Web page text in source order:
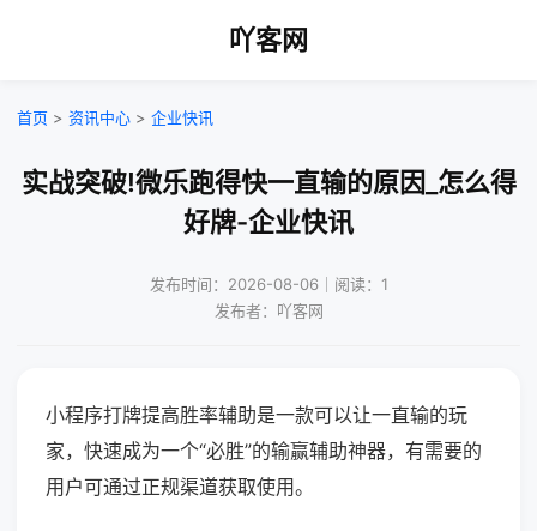
吖客网
首页 > 资讯中心 > 企业快讯
实战突破!微乐跑得快一直输的原因_怎么得
好牌-企业快讯
发布时间：2026-08-06｜阅读：1
发布者：吖客网
小程序打牌提高胜率辅助是一款可以让一直输的玩
家，快速成为一个“必胜”的输赢辅助神器，有需要的
用户可通过正规渠道获取使用。